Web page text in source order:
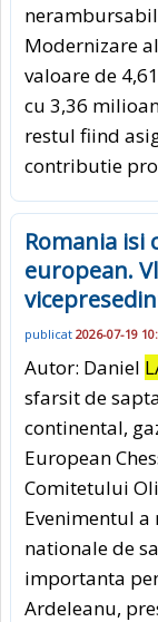
Modernizare
valoare de
cu 3,36
restul fiind
contributie
Romania isi
european.
publicat 2026-07-19
Autor: Daniel
sfarsit de
continental,
European
Comitetului
Evenimentul
nationale de
importanta
Ardeleanu,